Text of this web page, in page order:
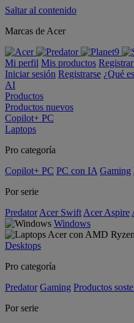
Saltar al contenido
Marcas de Acer
Mi perfil Mis productos
Iniciar sesión Registrarse ¿Qué
AI
Productos
Productos nuevos
Copilot+ PC
Laptops
Pro categoría
Copilot+ PC PC con IA Gaming
Por serie
Predator Acer Swift Acer Aspire
Windows
Desktops
Pro categoría
Predator Gaming Productos
Por serie